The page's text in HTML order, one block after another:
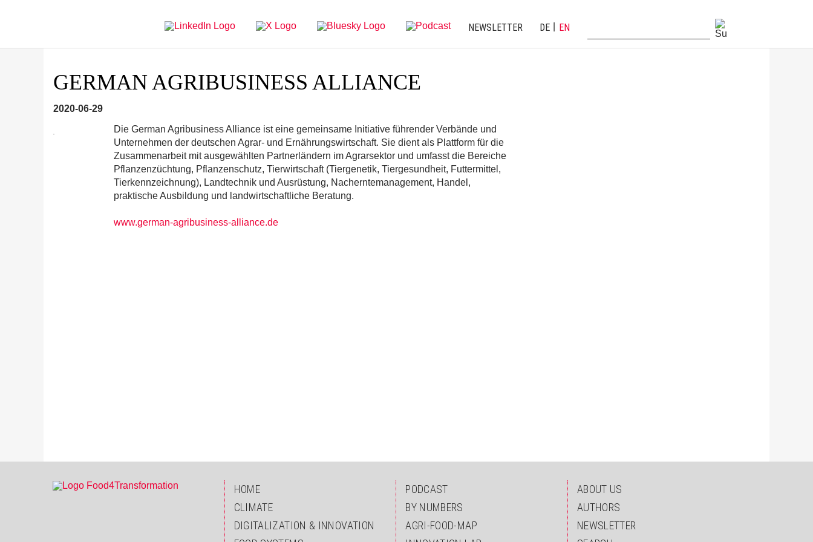
NEWSLETTER DE EN
GERMAN AGRIBUSINESS ALLIANCE
2020-06-29
Die German Agribusiness Alliance ist eine gemeinsame Initiative führender Verbände und
Unternehmen der deutschen Agrar- und Ernährungswirtschaft. Sie dient als Plattform für die
Zusammenarbeit mit ausgewählten Partnerländern im Agrarsektor und umfasst die Bereiche
Pflanzenzüchtung, Pflanzenschutz, Tierwirtschaft (Tiergenetik, Tiergesundheit, Futtermittel,
Tierkennzeichnung), Landtechnik und Ausrüstung, Nacherntemanagement, Handel,
praktische Ausbildung und landwirtschaftliche Beratung.
www.german-agribusiness-alliance.de
HOME
CLIMATE
DIGITALIZATION & INNOVATION
PODCAST
BY NUMBERS
AGRI-FOOD-MAP
ABOUT US
AUTHORS
NEWSLETTER